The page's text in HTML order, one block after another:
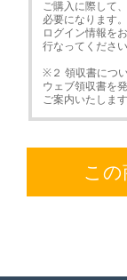
ご購入に際して
必要になります。
ログイン情報を
行なってください
※２ 領収書につ
ウェブ領収書を
ご案内いたしま
この